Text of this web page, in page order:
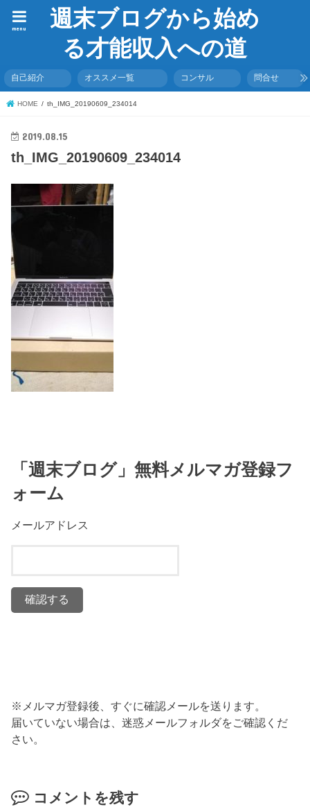
週末ブログから始め
る才能収入への道
menu
自己紹介 オススメ一覧 コンサル 問合せ
HOME th_IMG_20190609_234014
2019.08.15
th_IMG_20190609_234014
「週末ブログ」無料メルマガ登録フ
ォーム
メールアドレス
※メルマガ登録後、すぐに確認メールを送ります。
届いていない場合は、迷惑メールフォルダをご確認くだ
さい。
コメントを残す